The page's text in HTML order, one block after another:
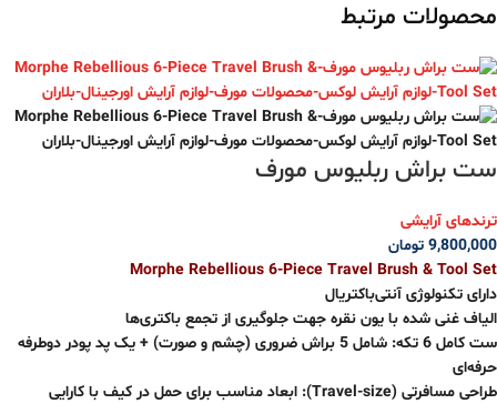
محصولات مرتبط
ست براش ربلیوس مورف
ترندهای آرایشی
9,800,000 تومان
Morphe Rebellious 6-Piece Travel Brush & Tool Set
دارای تکنولوژی آنتی‌باکتریال
الیاف غنی شده با یون نقره جهت جلوگیری از تجمع باکتری‌ها
ست کامل 6 تکه: شامل 5 براش ضروری (چشم و صورت) + یک پد پودر دوطرفه
حرفه‌ای
طراحی مسافرتی (Travel-size): ابعاد مناسب برای حمل در کیف با کارایی